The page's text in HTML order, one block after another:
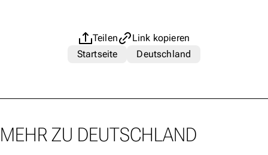
Teilen
Link kopieren
Startseite
Deutschland
MEHR ZU DEUTSCHLAND